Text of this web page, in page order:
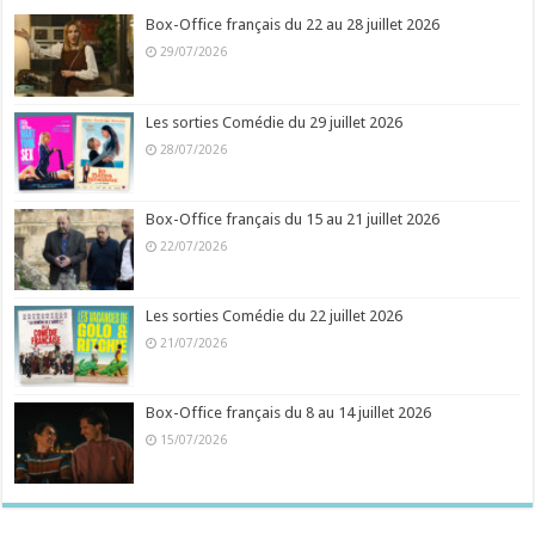
Box-Office français du 22 au 28 juillet 2026
29/07/2026
Les sorties Comédie du 29 juillet 2026
28/07/2026
Box-Office français du 15 au 21 juillet 2026
22/07/2026
Les sorties Comédie du 22 juillet 2026
21/07/2026
Box-Office français du 8 au 14 juillet 2026
15/07/2026